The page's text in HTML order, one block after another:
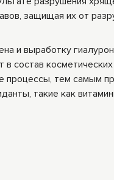
защищая их от
и выработку
состав
процессы, тем самым
такие как